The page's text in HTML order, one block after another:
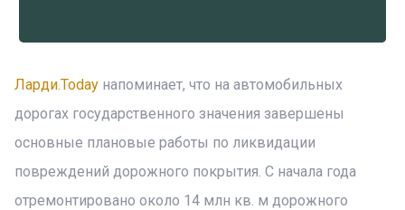
Ларди.Today напоминает, что на автомобильных
дорогах государственного значения завершены
основные плановые работы по ликвидации
повреждений дорожного покрытия. С начала года
отремонтировано около 14 млн кв. м дорожного